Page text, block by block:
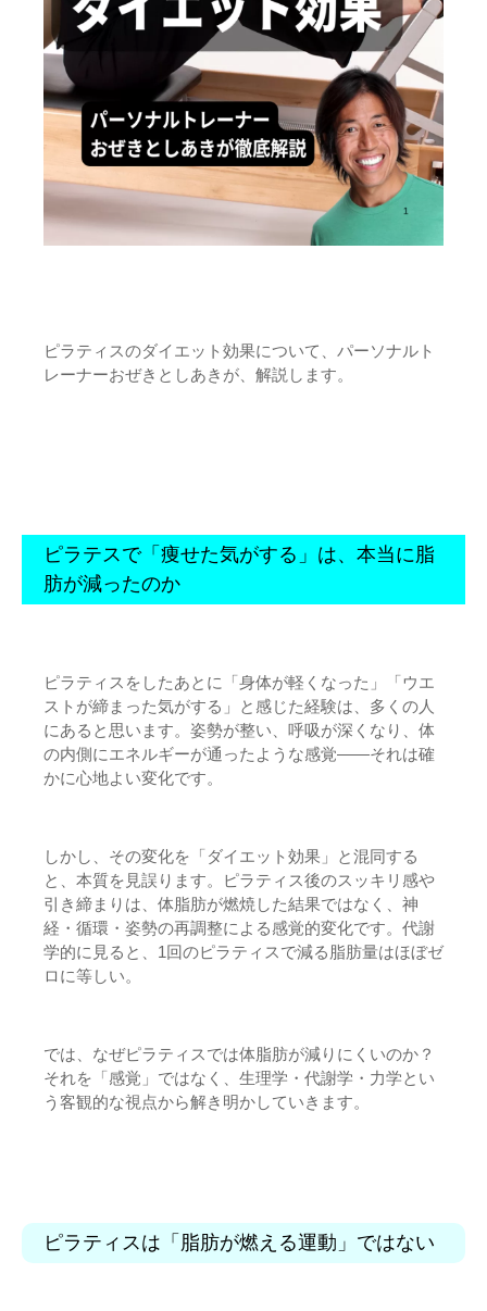
ピラティスのダイエット効果について、 パーソナルト
レーナーおぜきとしあき が、解説します。
ピラテスで「痩せた気がする」は、本当に脂
肪が減ったのか
ピラティスをしたあとに「身体が軽くなった」「ウエ
ストが締まった気がする」と感じた経験は、多くの人
にあると思います。姿勢が整い、呼吸が深くなり、体
の内側にエネルギーが通ったような感覚——それは確
かに心地よい変化です。
しかし、その変化を「ダイエット効果」と混同する
と、本質を見誤ります。ピラティス後のスッキリ感や
引き締まりは、体脂肪が燃焼した結果ではなく、神
経・循環・姿勢の再調整による感覚的変化です。代謝
学的に見ると、1回のピラティスで減る脂肪量はほぼゼ
ロに等しい。
では、なぜピラティスでは体脂肪が減りにくいのか？
それを「感覚」ではなく、生理学・代謝学・力学とい
う客観的な視点から解き明かしていきます。
ピラティスは「脂肪が燃える運動」ではない